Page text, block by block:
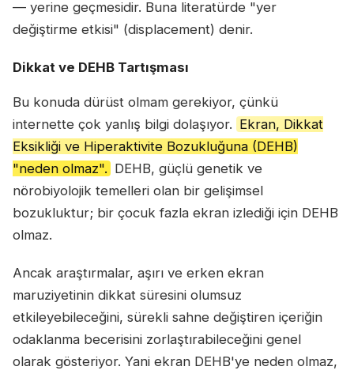
— yerine geçmesidir. Buna literatürde "yer
değiştirme etkisi" (displacement) denir.
Dikkat ve DEHB Tartışması
Bu konuda dürüst olmam gerekiyor, çünkü
internette çok yanlış bilgi dolaşıyor. Ekran, Dikkat
Eksikliği ve Hiperaktivite Bozukluğuna (DEHB)
"neden olmaz". DEHB, güçlü genetik ve
nörobiyolojik temelleri olan bir gelişimsel
bozukluktur; bir çocuk fazla ekran izlediği için DEHB
olmaz.
Ancak araştırmalar, aşırı ve erken ekran
maruziyetinin dikkat süresini olumsuz
etkileyebileceğini, sürekli sahne değiştiren içeriğin
odaklanma becerisini zorlaştırabileceğini genel
olarak gösteriyor. Yani ekran DEHB'ye neden olmaz,